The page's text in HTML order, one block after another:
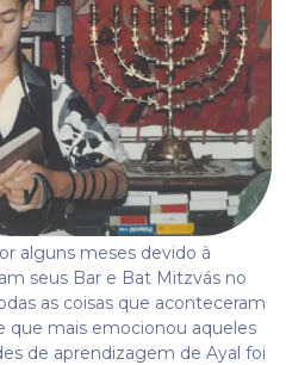
alguns meses devido à
seus Bar e Bat Mitzvás no
as coisas que aconteceram
que mais emocionou aqueles
de aprendizagem de Ayal foi